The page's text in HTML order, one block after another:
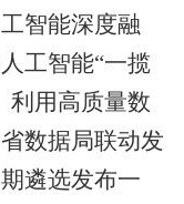
智能深度融
工智能“一揽
利用高质量数
数据局联动发
遴选发布一